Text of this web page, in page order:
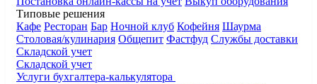
Типовые решения
Кафе Ресторан Бар Ночной клуб Кофейня Шаурма
Столовая/кулинария Общепит Фастфуд Службы доставки
Складской учет
Складской учет
Услуги бухгалтера-калькулятора